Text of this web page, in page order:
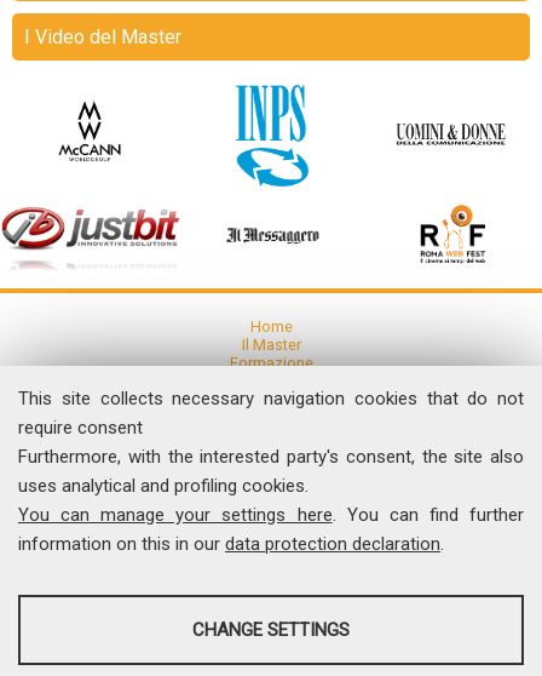
This site collects necessary navigation cookies that do not
require consent
Furthermore, with the interested party's consent, the site also
uses analytical and profiling cookies.
You can manage your settings here. You can find further
information on this in our data protection declaration.
ANALYSES
CHANGE SETTINGS
I Video del Master
Home
Il Master
Formazione
Articoli e Pubblicazioni
News
Dicono di noi
Contatti
I Video del Master
Facoltà di Economia, Via Columbia, 2 - 00133 Roma
comunicamedia@economia.uniroma2.it